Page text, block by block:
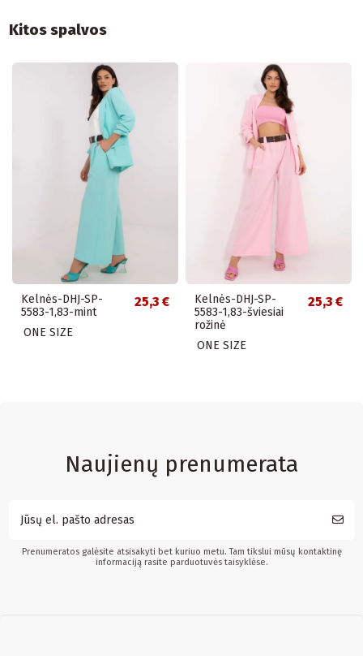
Kitos spalvos
Kelnės-DHJ-SP-
5583-1,83-mint
25,3 €
ONE SIZE
Kelnės-DHJ-SP-
5583-1,83-šviesiai
rožinė
25,3 €
ONE SIZE
Naujienų prenumerata
Prenumeratos galėsite atsisakyti bet kuriuo metu. Tam tikslui mūsų kontaktinę
informaciją rasite parduotuvės taisyklėse.